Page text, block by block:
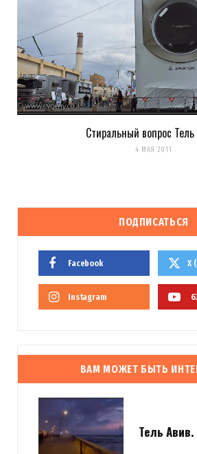
Стиральный вопрос Тель
4 МАЯ 2011
ПОДПИСАТЬСЯ
Facebook X
Instagram
ВАМ МОЖЕТ БЫТЬ
Тель